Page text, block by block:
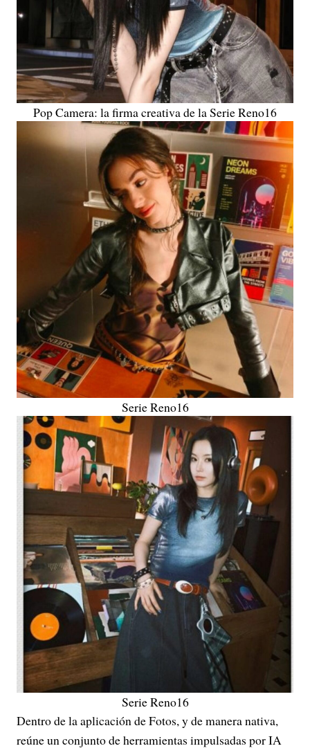
Pop Camera: la firma creativa de la Serie Reno16
Serie Reno16
Serie Reno16
Dentro de la aplicación de Fotos, y de manera nativa,
reúne un conjunto de herramientas impulsadas por IA